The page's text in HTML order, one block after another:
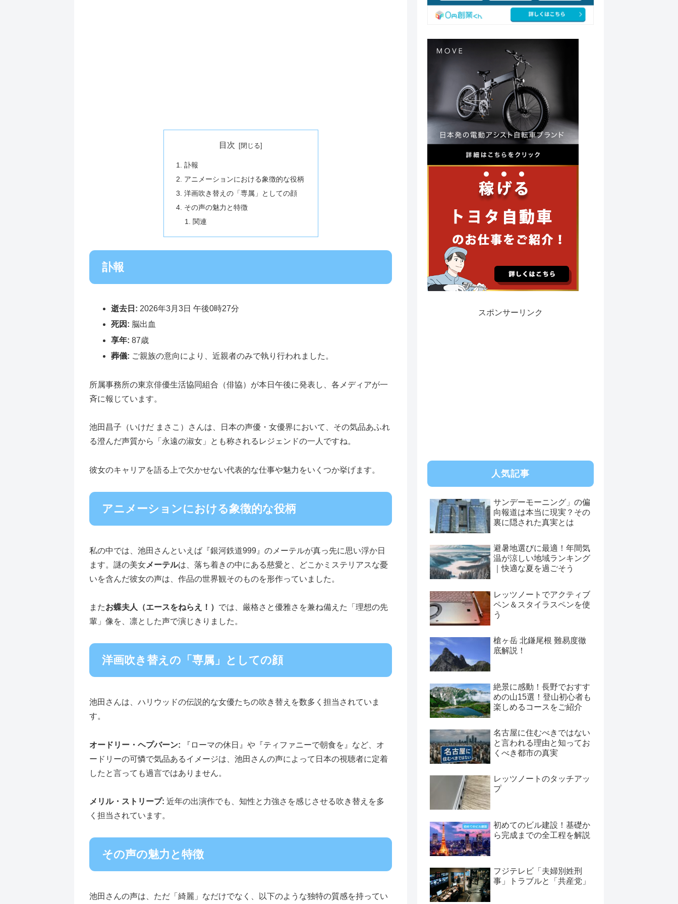
目次
訃報
アニメーションにおける象徴的な役柄
洋画吹き替えの「専属」としての顔
その声の魅力と特徴
関連
訃報
逝去日: 2026年3月3日 午後0時27分
死因: 脳出血
享年: 87歳
葬儀: ご親族の意向により、近親者のみで執り行われました。
所属事務所の東京俳優生活協同組合（俳協）が本日午後に発表し、各メディアが一
斉に報じています。
池田昌子（いけだ まさこ）さんは、日本の声優・女優界において、その気品あふれ
る澄んだ声質から「永遠の淑女」とも称されるレジェンドの一人ですね。
彼女のキャリアを語る上で欠かせない代表的な仕事や魅力をいくつか挙げます。
アニメーションにおける象徴的な役柄
私の中では、池田さんといえば『銀河鉄道999』のメーテルが真っ先に思い浮か日
ます。謎の美女メーテルは、落ち着きの中にある慈愛と、どこかミステリアスな憂
いを含んだ彼女の声は、作品の世界観そのものを形作っていました。
またお蝶夫人（エースをねらえ！） では、厳格さと優雅さを兼ね備えた「理想の先
輩」像を、凛とした声で演じきりました。
洋画吹き替えの「専属」としての顔
池田さんは、ハリウッドの伝説的な女優たちの吹き替えを数多く担当されていま
す。
オードリー・ヘプバーン: 『ローマの休日』や『ティファニーで朝食を』など、オ
ードリーの可憐で気品あるイメージは、池田さんの声によって日本の視聴者に定着
したと言っても過言ではありません。
メリル・ストリープ: 近年の出演作でも、知性と力強さを感じさせる吹き替えを多
く担当されています。
その声の魅力と特徴
池田さんの声は、ただ「綺麗」なだけでなく、以下のような独特の質感を持ってい
スポンサーリンク
人気記事
サンデーモーニング」の偏
向報道は本当に現実？その
裏に隠された真実とは
避暑地選びに最適！年間気
温が涼しい地域ランキング
｜快適な夏を過ごそう
レッツノートでアクティブ
ペン＆スタイラスペンを使
う
槍ヶ岳 北鎌尾根 難易度徹
底解説！
絶景に感動！長野でおすす
めの山15選！登山初心者も
楽しめるコースをご紹介
名古屋に住むべきではない
と言われる理由と知ってお
くべき都市の真実
レッツノートのタッチアッ
プ
初めてのビル建設！基礎か
ら完成までの全工程を解説
フジテレビ「夫婦別姓刑
事」トラブルと「共産党」